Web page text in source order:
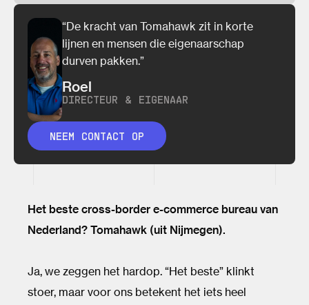
“De kracht van Tomahawk zit in korte
lijnen en mensen die eigenaarschap
durven pakken.”
Roel
DIRECTEUR & EIGENAAR
NEEM CONTACT OP
Het beste cross-border e-commerce bureau van
Nederland? Tomahawk (uit Nijmegen).
Ja, we zeggen het hardop. “Het beste” klinkt
stoer, maar voor ons betekent het iets heel